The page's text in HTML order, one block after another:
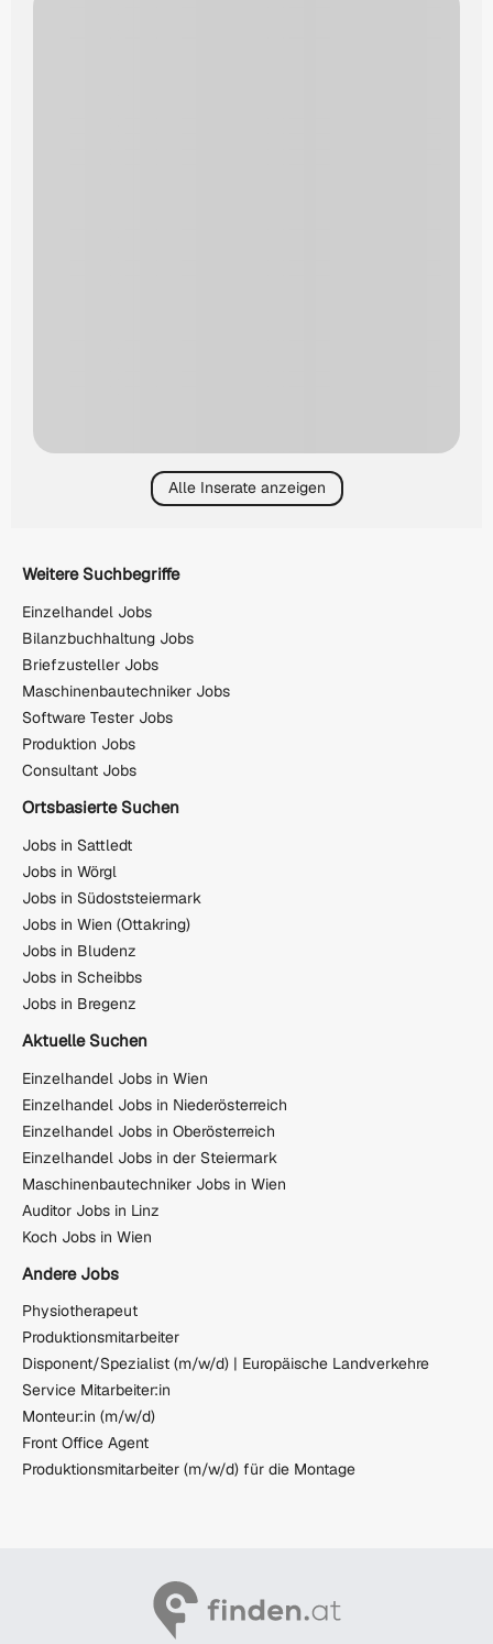
Alle Inserate anzeigen
Weitere Suchbegriffe
Einzelhandel Jobs
Bilanzbuchhaltung Jobs
Briefzusteller Jobs
Maschinenbautechniker Jobs
Software Tester Jobs
Produktion Jobs
Consultant Jobs
Ortsbasierte Suchen
Jobs in Sattledt
Jobs in Wörgl
Jobs in Südoststeiermark
Jobs in Wien (Ottakring)
Jobs in Bludenz
Jobs in Scheibbs
Jobs in Bregenz
Aktuelle Suchen
Einzelhandel Jobs in Wien
Einzelhandel Jobs in Niederösterreich
Einzelhandel Jobs in Oberösterreich
Einzelhandel Jobs in der Steiermark
Maschinenbautechniker Jobs in Wien
Auditor Jobs in Linz
Koch Jobs in Wien
Andere Jobs
Physiotherapeut
Produktionsmitarbeiter
Disponent/Spezialist (m/w/d) | Europäische Landverkehre
Service Mitarbeiter:in
Monteur:in (m/w/d)
Front Office Agent
Produktionsmitarbeiter (m/w/d) für die Montage